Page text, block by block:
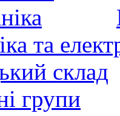
та
склад
групи